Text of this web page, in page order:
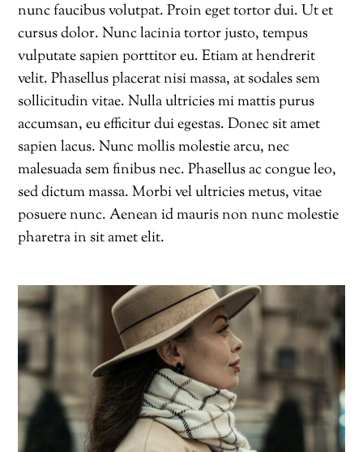
nunc faucibus volutpat. Proin eget tortor dui. Ut et
cursus dolor. Nunc lacinia tortor justo, tempus
vulputate sapien porttitor eu. Etiam at hendrerit
velit. Phasellus placerat nisi massa, at sodales sem
sollicitudin vitae. Nulla ultricies mi mattis purus
accumsan, eu efficitur dui egestas. Donec sit amet
sapien lacus. Nunc mollis molestie arcu, nec
malesuada sem finibus nec. Phasellus ac congue leo,
sed dictum massa. Morbi vel ultricies metus, vitae
posuere nunc. Aenean id mauris non nunc molestie
pharetra in sit amet elit.